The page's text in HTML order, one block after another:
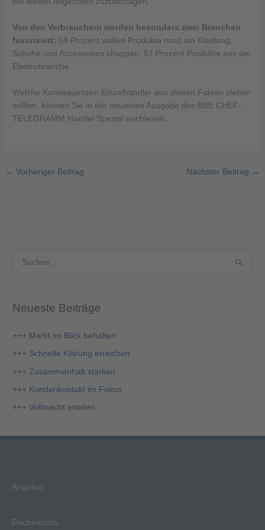
Von den Verbrauchern werden besonders zwei Branchen
favorisiert: 58 Prozent wollen Produkte rund um Kleidung,
Schuhe und Accessoires shoppen, 57 Prozent Produkte aus der
Elektrobranche.
Welche Konsequenzen Einzelhändler aus diesen Fakten ziehen
sollten, können Sie in der neuesten Ausgabe des BBE CHEF-
TELEGRAMM Handel Spezial nachlesen.
← Vorheriger Beitrag Nächster Beitrag →
h
c
h
Neueste Beiträge
+++ Markt im Blick behalten
+++ Schnelle Klärung erreichen
+++ Zusammenhalt stärken
+++ Kundenkontakt im Fokus
+++ Vollmacht erteilen
Angebot
Rechentools